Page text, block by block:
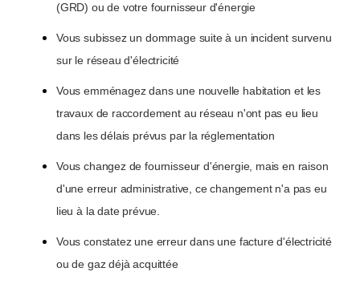
(GRD) ou de votre fournisseur d'énergie
Vous subissez un dommage suite à un incident survenu
sur le réseau d'électricité
Vous emménagez dans une nouvelle habitation et les
travaux de raccordement au réseau n'ont pas eu lieu
dans les délais prévus par la réglementation
Vous changez de fournisseur d'énergie, mais en raison
d'une erreur administrative, ce changement n'a pas eu
lieu à la date prévue.
Vous constatez une erreur dans une facture d'électricité
ou de gaz déjà acquittée